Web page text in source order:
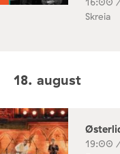
Skreia
18. august
19:00